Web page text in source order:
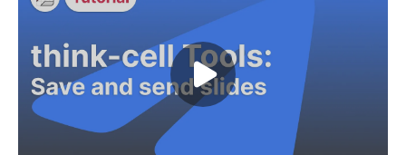
Play video